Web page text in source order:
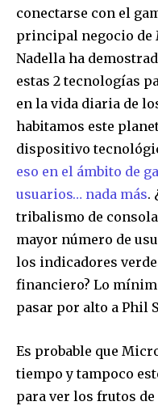
conectarse con el
principal negocio de
Nadella ha
estas 2 tecnologías
en la vida diaria de
habitamos este
dispositivo
eso en el ámbito de
usuarios… nada más.
tribalismo de
mayor número de
los indicadores
financiero? Lo
pasar por alto a Phil
Es probable que
tiempo y tampoco
para ver los frutos